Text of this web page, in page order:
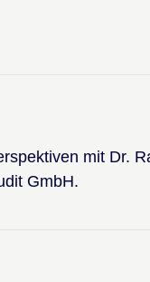
mit Dr.
GmbH.